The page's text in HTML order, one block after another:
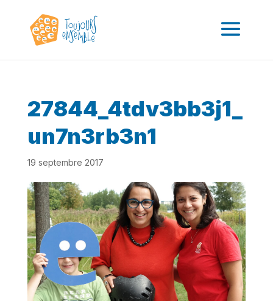
27844_4tdv3bb3j1_
un7n3rb3n1
19 septembre 2017